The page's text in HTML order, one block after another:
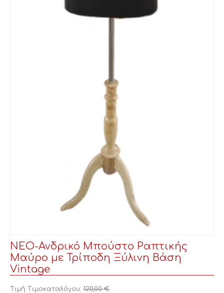
ΝΕΟ-Ανδρικό Μπούστο Ραπτικής
Μαύρο με Τρίποδη Ξύλινη Βάση
Vintage
Τιμή Τιμοκαταλόγου: 120,00 €